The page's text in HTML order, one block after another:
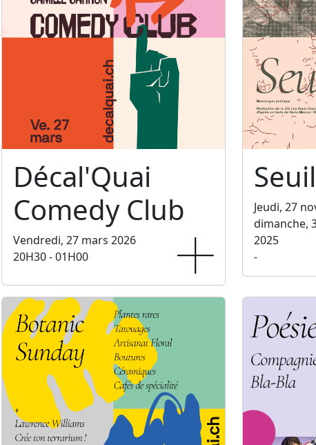
Décal'Quai
Comedy Club
Vendredi, 27 mars 2026
20H30 - 01H00
Seuil
Jeudi, 27
dimanche,
2025
-